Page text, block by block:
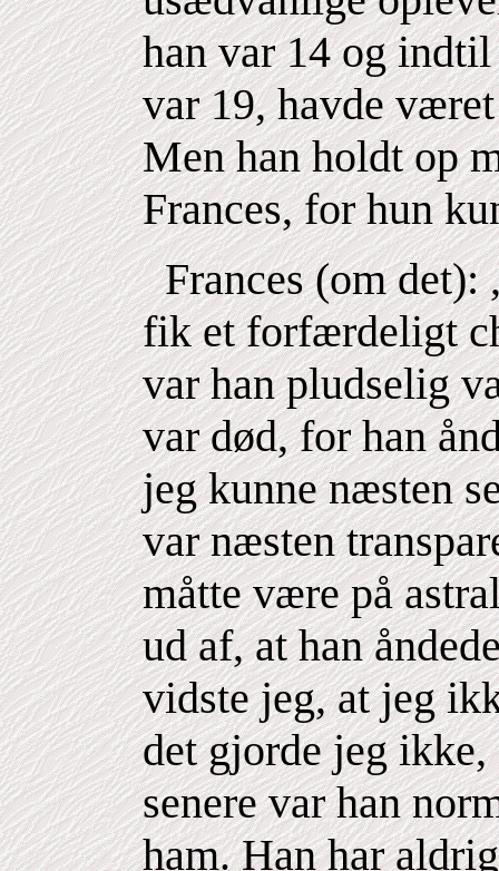
han var 14 og
var 19, havde
Men han holdt op
Frances, for hun
Frances (om det):
fik et forfærdeligt
var han pludselig
var død, for han
jeg kunne næsten
var næsten
måtte være på
ud af, at han
vidste jeg, at jeg
det gjorde jeg
senere var han
ham. Han har